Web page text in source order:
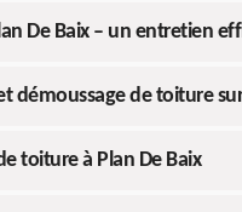
De Baix – un entretien
démoussage de toiture
toiture à Plan De Baix